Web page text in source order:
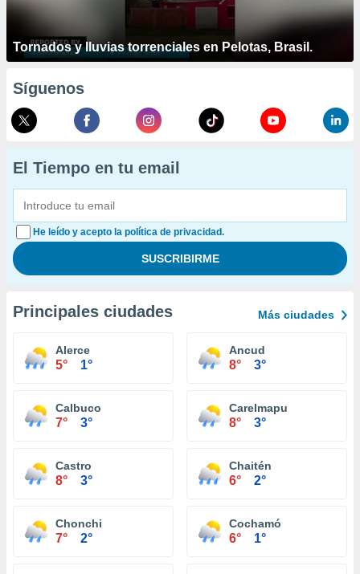
Tornados y lluvias torrenciales en Pelotas, Brasil.
Síguenos
El Tiempo en tu email
He leído y acepto la política de privacidad.
Principales ciudades Más ciudades
Alerce
5° 1°
Ancud
8° 3°
Calbuco
7° 3°
Carelmapu
8° 3°
Castro
8° 3°
Chaitén
6° 2°
Chonchi
7° 2°
Cochamó
6° 1°